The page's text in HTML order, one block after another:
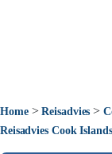
Home>Reisadvies >
Reisadvies Cook Islands